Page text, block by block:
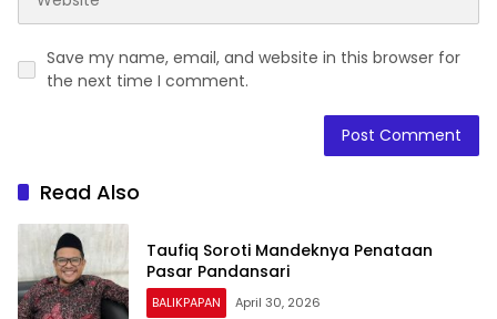
Save my name, email, and website in this browser for
the next time I comment.
Read Also
Taufiq Soroti Mandeknya Penataan
Pasar Pandansari
BALIKPAPAN April 30, 2026